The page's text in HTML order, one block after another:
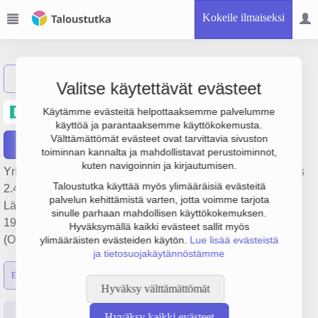
Kokeile ilmaiseksi
Valitse käytettävät evästeet
Käytämme evästeitä helpottaaksemme palvelumme
käyttöä ja parantaaksemme käyttökokemusta.
Välttämättömät evästeet ovat tarvittavia sivuston
toiminnan kannalta ja mahdollistavat perustoiminnot,
kuten navigoinnin ja kirjautumisen.
Taloustutka käyttää myös ylimääräisiä evästeitä
palvelun kehittämistä varten, jotta voimme tarjota
sinulle parhaan mahdollisen käyttökokemuksen.
Hyväksymällä kaikki evästeet sallit myös
ylimääräisten evästeiden käytön. Lue lisää evästeistä
ja tietosuojakäytännöstämme
Hyväksy välttämättömät
B. Braun Medical Oy
Raportit
Yrityksen B. Braun Medical Oy liikevaihto on 46 milj. €, tulos
2.4 milj. € ja henkilöstömäärä 55. Sen päätoimiala on
Lääkinnällisten tuotteiden tukkukauppa, perustamisvuosi
1978 ja sijainti Helsinki. Yrityksen yhtiömuoto Osakeyhtiö
(OY).
Emon luvut Konsernin luvut
Tilinpäätösluvut Päättäjätiedot